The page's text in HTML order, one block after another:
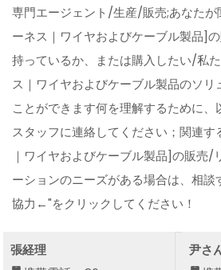
専門エージェント/生産/販売;あなた
ーネス｜ワイヤおよびケーブル製品]
持っているか、または購入したい/私
ス｜ワイヤおよびケーブル製品のソリ
ことができます何を理解するために、
スタッフに連絡してください；関連
｜ワイヤおよびケーブル製品]の販売/
ーションのニーズがある場合は、相談
協力←"をクリックしてください！
張経理
尹さ